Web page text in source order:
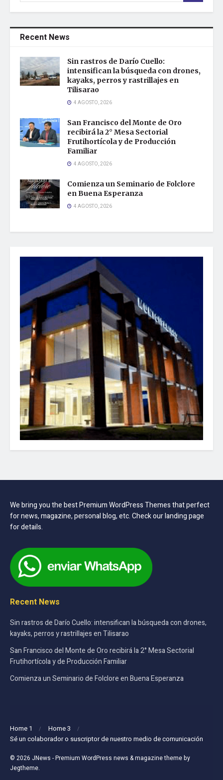
Recent News
Sin rastros de Darío Cuello:
intensifican la búsqueda con drones,
kayaks, perros y rastrillajes en
Tilisarao
4 AGOSTO, 2026
San Francisco del Monte de Oro
recibirá la 2° Mesa Sectorial
Frutihortícola y de Producción
Familiar
4 AGOSTO, 2026
Comienza un Seminario de Folclore
en Buena Esperanza
4 AGOSTO, 2026
We bring you the best Premium WordPress Themes that perfect
for news, magazine, personal blog, etc. Check our landing page
for details.
Recent News
Sin rastros de Darío Cuello: intensifican la búsqueda con drones,
kayaks, perros y rastrillajes en Tilisarao
San Francisco del Monte de Oro recibirá la 2° Mesa Sectorial
Frutihortícola y de Producción Familiar
Comienza un Seminario de Folclore en Buena Esperanza
Home 1
Home 3
Sé un colaborador o suscriptor de nuestro medio de comunicación
© 2026 JNews - Premium WordPress news & magazine theme by
Jegtheme.